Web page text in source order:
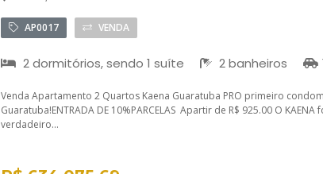
AP0017 VENDA
2 dormitórios, sendo 1 suíte 2 banheiros
Venda Apartamento 2 Quartos Kaena Guaratuba PRO primeiro
Guaratuba!ENTRADA DE 10%PARCELAS Apartir de R$ 925.00 O
verdadeiro...